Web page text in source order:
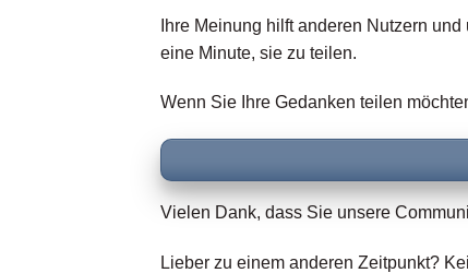
Ihre Meinung hilft anderen Nutzern
eine Minute, sie zu teilen.
Wenn Sie Ihre Gedanken teilen
Vielen Dank, dass Sie unsere
Lieber zu einem anderen Zeitpunkt?